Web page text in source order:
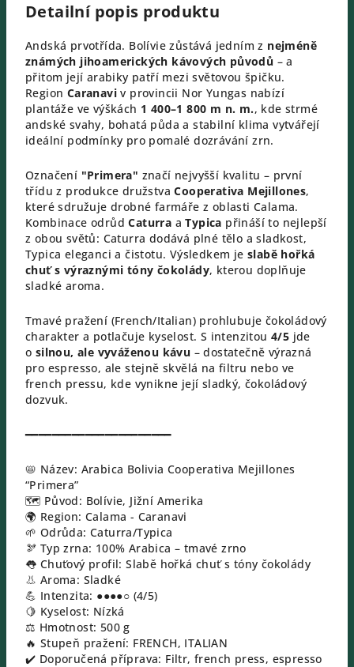
Detailní popis produktu
Andská prvotřída. Bolívie zůstává jedním z nejméně
známých jihoamerických kávových původů – a
přitom její arabiky patří mezi světovou špičku.
Region Caranavi v provincii Nor Yungas nabízí
plantáže ve výškách 1 400–1 800 m n. m., kde strmé
andské svahy, bohatá půda a stabilní klima vytvářejí
ideální podmínky pro pomalé dozrávání zrn.
Označení "Primera" značí nejvyšší kvalitu – první
třídu z produkce družstva Cooperativa Mejillones,
které sdružuje drobné farmáře z oblasti Calama.
Kombinace odrůd Caturra a Typica přináší to nejlepší
z obou světů: Caturra dodává plné tělo a sladkost,
Typica eleganci a čistotu. Výsledkem je slabě hořká
chuť s výraznými tóny čokolády, kterou doplňuje
sladké aroma.
Tmavé pražení (French/Italian) prohlubuje čokoládový
charakter a potlačuje kyselost. S intenzitou 4/5 jde
o silnou, ale vyváženou kávu – dostatečně výrazná
pro espresso, ale stejně skvělá na filtru nebo ve
french pressu, kde vynikne její sladký, čokoládový
dozvuk.
━━━━━━━━━━━━━━━━━━━━━━
📛 Název: Arabica Bolivia Cooperativa Mejillones
“Primera”
🗺️ Původ: Bolívie, Jižní Amerika
🌍 Region: Calama - Caranavi
🌱 Odrůda: Caturra/Typica
🫘 Typ zrna: 100% Arabica – tmavé zrno
👅 Chuťový profil: Slabě hořká chuť s tóny čokolády
👃 Aroma: Sladké
💪 Intenzita: ●●●●○ (4/5)
🍋 Kyselost: Nízká
⚖️ Hmotnost: 500 g
🔥 Stupeň pražení: FRENCH, ITALIAN
✔️ Doporučená příprava: Filtr, french press, espresso